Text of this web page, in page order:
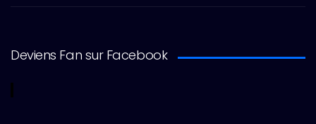
Deviens Fan sur Facebook